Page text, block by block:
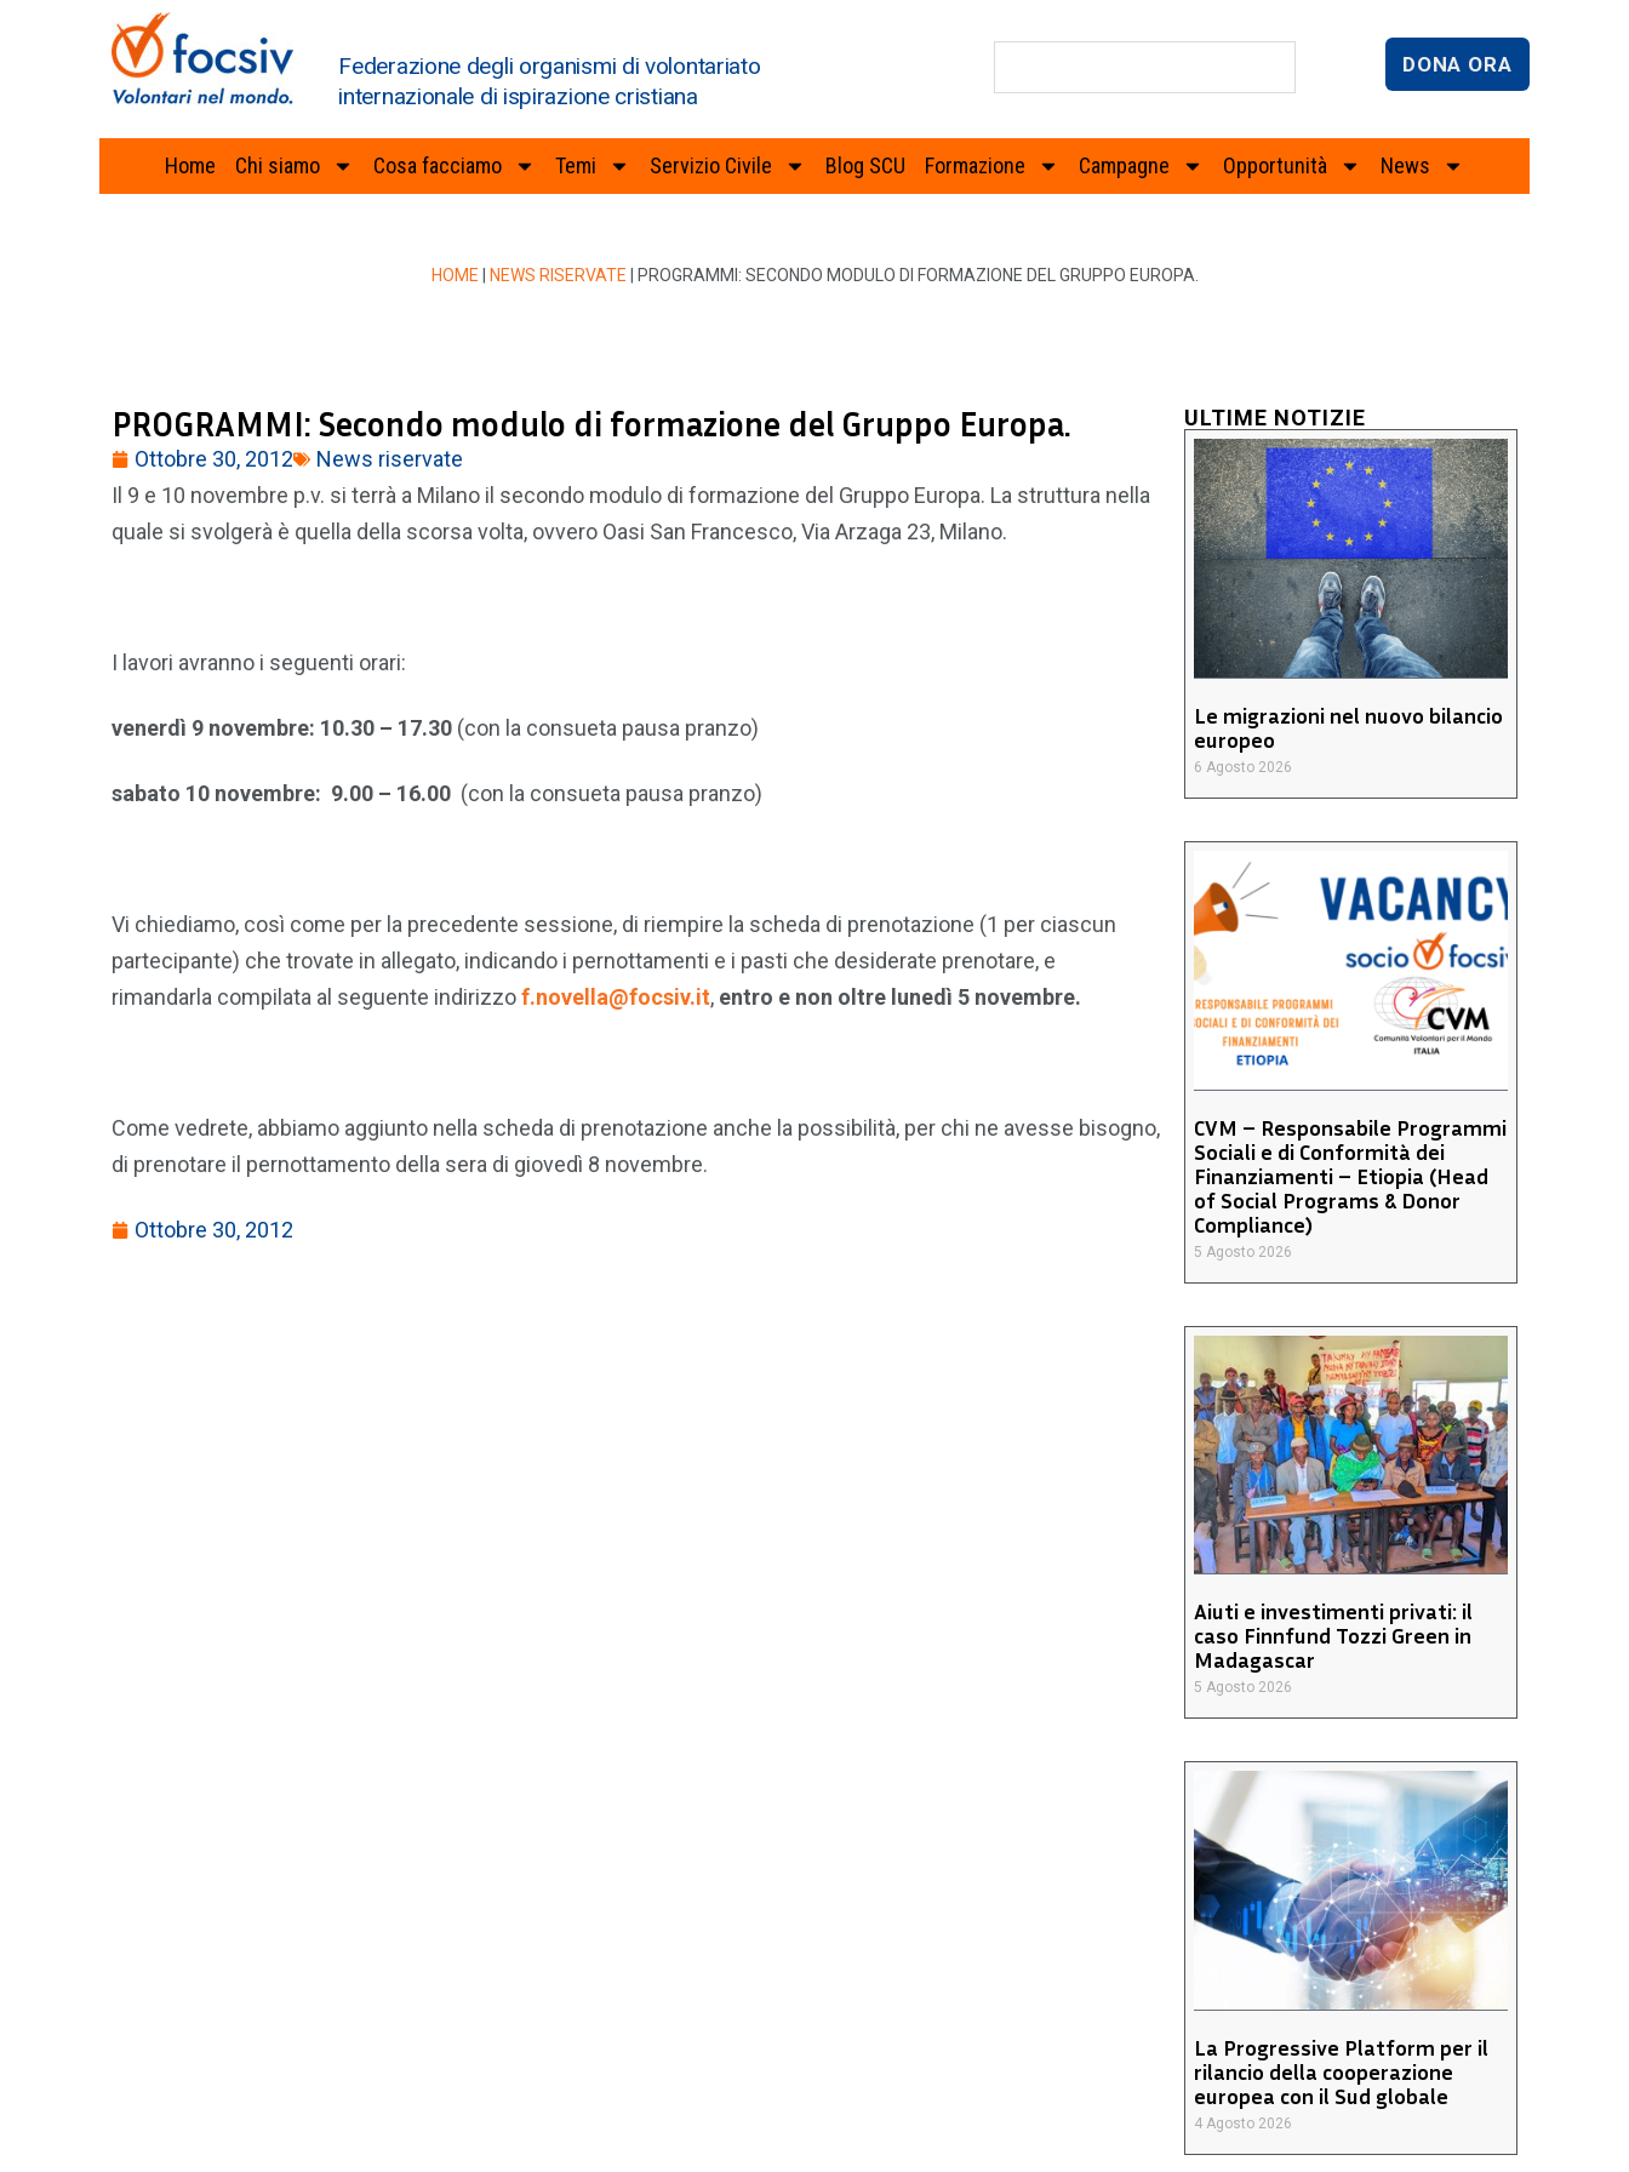
Federazione degli organismi di volontariato
internazionale di ispirazione cristiana
DONA ORA
Home Chi siamo Cosa facciamo Temi Servizio Civile Blog SCU Formazione Campagne Opportunità News
HOME NEWS RISERVATE PROGRAMMI: SECONDO MODULO DI FORMAZIONE DEL GRUPPO EUROPA.
PROGRAMMI: Secondo modulo di formazione del Gruppo Europa.
Ottobre 30, 2012
News riservate
Il 9 e 10 novembre p.v. si terrà a Milano il secondo modulo di formazione del Gruppo Europa. La struttura nella
quale si svolgerà è quella della scorsa volta, ovvero Oasi San Francesco, Via Arzaga 23, Milano.
I lavori avranno i seguenti orari:
venerdì 9 novembre: 10.30 – 17.30 (con la consueta pausa pranzo)
sabato 10 novembre: 9.00 – 16.00 (con la consueta pausa pranzo)
Vi chiediamo, così come per la precedente sessione, di riempire la scheda di prenotazione (1 per ciascun
partecipante) che trovate in allegato, indicando i pernottamenti e i pasti che desiderate prenotare, e
rimandarla compilata al seguente indirizzof.novella@focsiv.it, entro e non oltre lunedì 5 novembre.
Come vedrete, abbiamo aggiunto nella scheda di prenotazione anche la possibilità, per chi ne avesse bisogno,
di prenotare il pernottamento della sera di giovedì 8 novembre.
Ottobre 30, 2012
ULTIME NOTIZIE
Le migrazioni nel nuovo bilancio
europeo
6 Agosto 2026
CVM – Responsabile Programmi
Sociali e di Conformità dei
Finanziamenti – Etiopia (Head
of Social Programs & Donor
Compliance)
5 Agosto 2026
Aiuti e investimenti privati: il
caso Finnfund Tozzi Green in
Madagascar
5 Agosto 2026
La Progressive Platform per il
rilancio della cooperazione
europea con il Sud globale
4 Agosto 2026